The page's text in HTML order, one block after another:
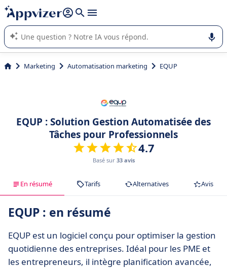
répondre (plusieurs lignes avec
L'IA de Appvizer vous guide dans l'utilisation ou la sélection de
logiciel SaaS en entreprise.
Marketing Automatisation marketing EQUP
EQUP : Solution Gestion Automatisée des
Tâches pour Professionnels
4.7
Basé sur 33 avis
En résumé Tarifs Alternatives Avis
EQUP : en résumé
EQUP est un logiciel conçu pour optimiser la gestion
quotidienne des entreprises. Idéal pour les PME et
les entrepreneurs, il intègre planification avancée,